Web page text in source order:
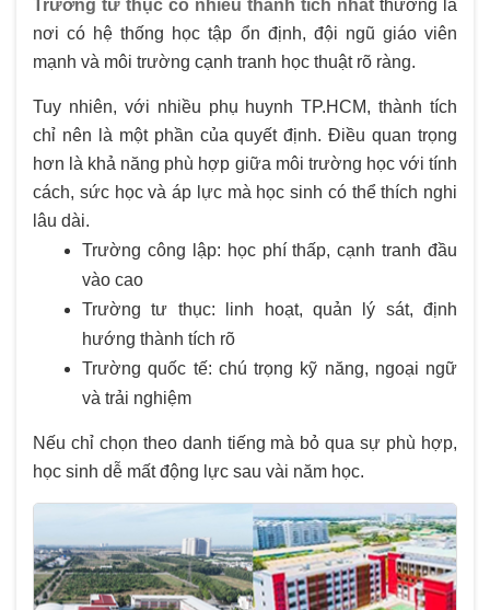
Trường tư thục có nhiều thành tích nhất thường là
nơi có hệ thống học tập ổn định, đội ngũ giáo viên
mạnh và môi trường cạnh tranh học thuật rõ ràng.
Tuy nhiên, với nhiều phụ huynh TP.HCM, thành tích
chỉ nên là một phần của quyết định. Điều quan trọng
hơn là khả năng phù hợp giữa môi trường học với tính
cách, sức học và áp lực mà học sinh có thể thích nghi
lâu dài.
Trường công lập: học phí thấp, cạnh tranh đầu
vào cao
Trường tư thục: linh hoạt, quản lý sát, định
hướng thành tích rõ
Trường quốc tế: chú trọng kỹ năng, ngoại ngữ
và trải nghiệm
Nếu chỉ chọn theo danh tiếng mà bỏ qua sự phù hợp,
học sinh dễ mất động lực sau vài năm học.